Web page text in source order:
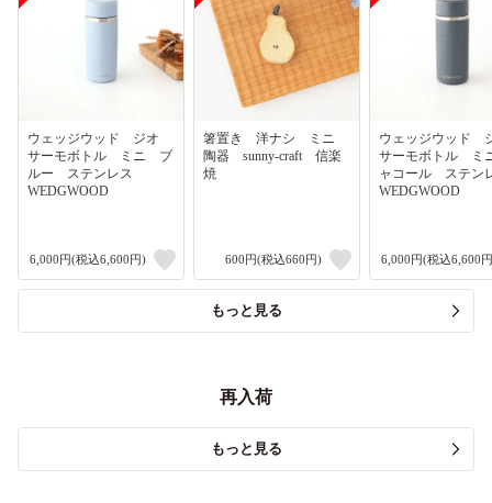
ウェッジウッド ジオ
サーモボトル ミニ ブ
ルー ステンレス
WEDGWOOD
6,000円(税込6,600円)
箸置き 洋ナシ ミニ
陶器 sunny-craft 信楽
焼
600円(税込660円)
ウェッジウッド
サーモボトル
ャコール ステ
WEDGWOOD
6,000円(税込6,600
もっと見る
再入荷
もっと見る